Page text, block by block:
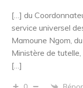
[…] du
service universel
Mamoune Ngom,
Ministère de
[…]